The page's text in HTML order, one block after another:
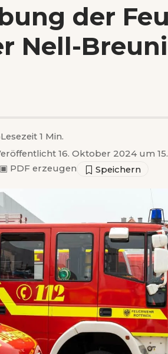
der
Nell-
16. Oktober 2024 um
▣ PDF erzeugen
Lesezeit 1 Min.